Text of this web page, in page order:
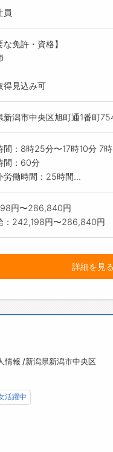
っては令和9年に行われる薬
込みの者可。ただし,国家試
薬剤師、認定薬剤師の認定(
たは採用後5年程度以内に認
囲なし
員
な免許・資格】
得見込み可
新潟市中央区旭町通1番町
間：8時25分〜17時10分 7
間：60分
労働時間：25時間...
円〜286,840円
：242,198円〜286,840円
詳細を見る
報 /新潟県新潟市中央区
活躍中